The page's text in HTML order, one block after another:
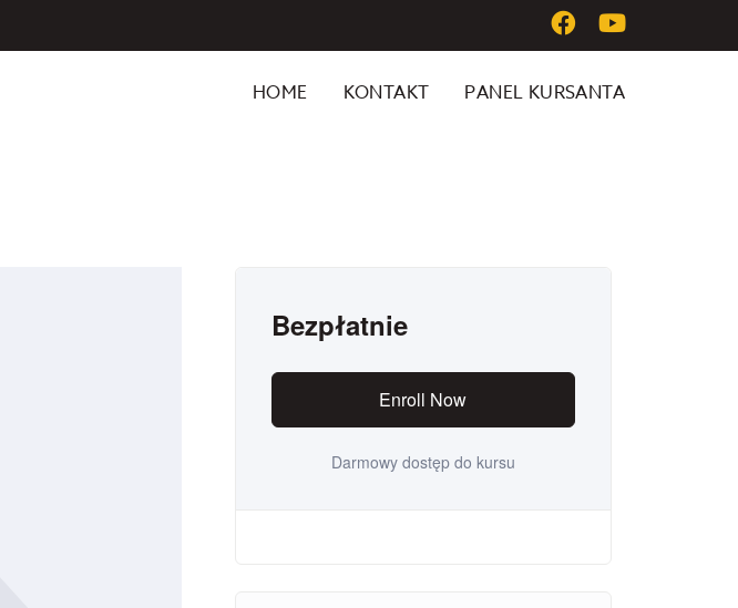
HOME KONTAKT PANEL KURSANTA
Bezpłatnie
Enroll Now
Darmowy dostęp do kursu